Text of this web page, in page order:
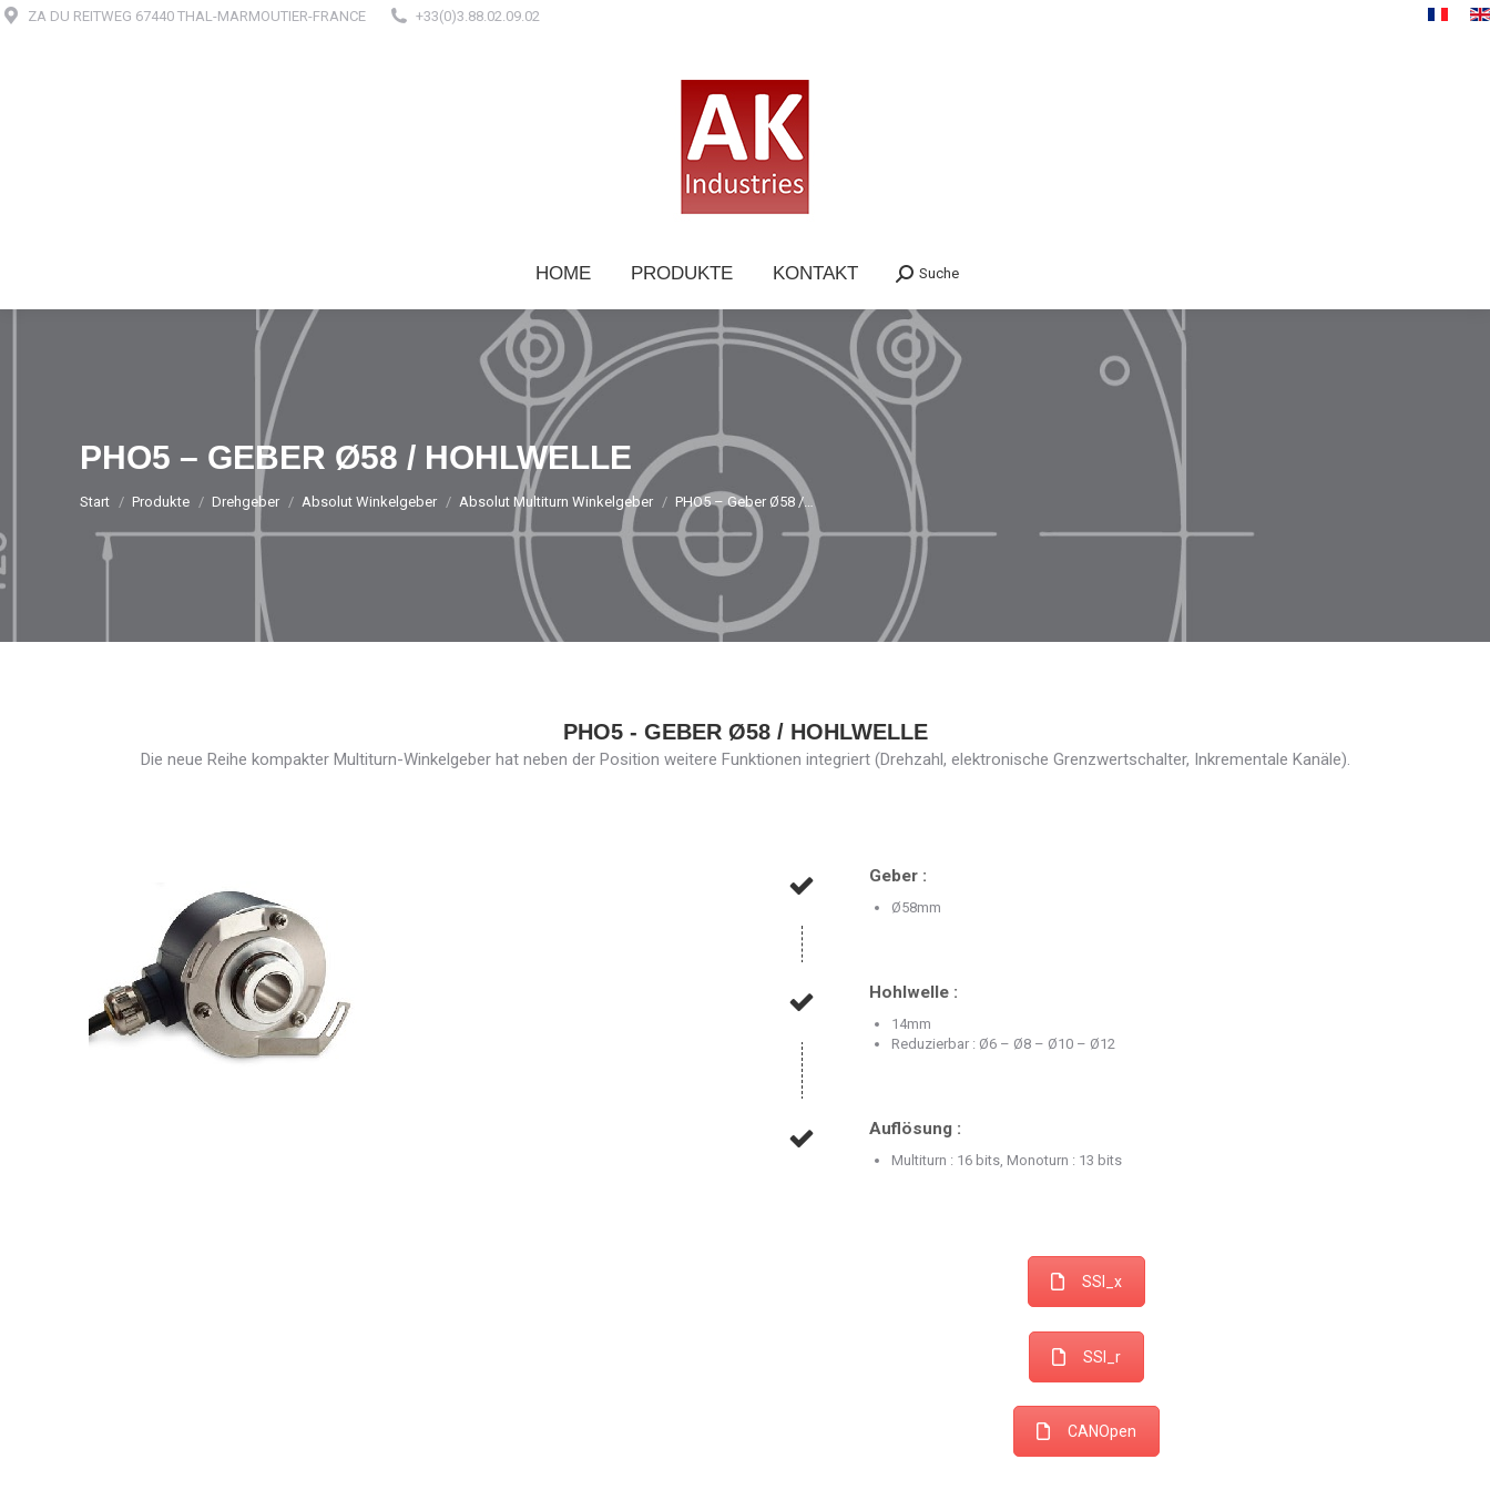
ZA DU REITWEG 67440 THAL-MARMOUTIER-FRANCE +33(0)3.88.02.09.02
HOME PRODUKTE KONTAKT Search:
Suche
PHO5 – GEBER Ø58 / HOHLWELLE
Sie befinden sich hier:
Start Produkte Drehgeber Absolut Winkelgeber Absolut Multiturn Winkelgeber PHO5 – Geber Ø58 /…
PHO5 - GEBER Ø58 / HOHLWELLE
Die neue Reihe kompakter Multiturn-Winkelgeber hat neben der Position weitere Funktionen integriert (Drehzahl, elektronische Grenzwertschalter, Inkrementale Kanäle).
Geber :
Ø58mm
Hohlwelle :
14mm
Reduzierbar : Ø6 – Ø8 – Ø10 – Ø12
Auflösung :
Multiturn : 16 bits, Monoturn : 13 bits
SSI_x
SSI_r
CANOpen